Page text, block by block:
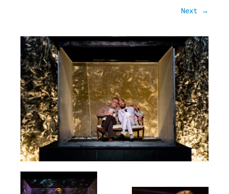
It’s a match
Bíró Zsombor Aurél: Mit csináljak, hogy jobban
Vajon mi marad, ha leesik a hó?
Nemes Nagy Ágnes: Ne csukd be még vagy csukd be
Jennifer Haley: A Menedék
NAPTÁR
ARCHÍV
SAJTÓ
Next →